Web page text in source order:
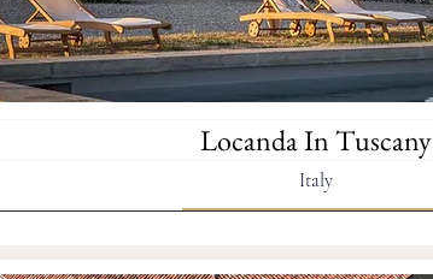
Locanda In Tuscany
Italy